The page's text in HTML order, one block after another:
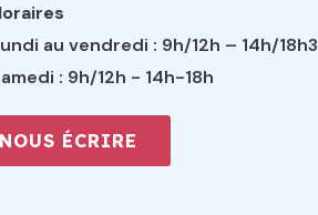
au vendredi : 9h/12h – 14h/
: 9h/12h - 14h-18h
NOUS ÉCRIRE